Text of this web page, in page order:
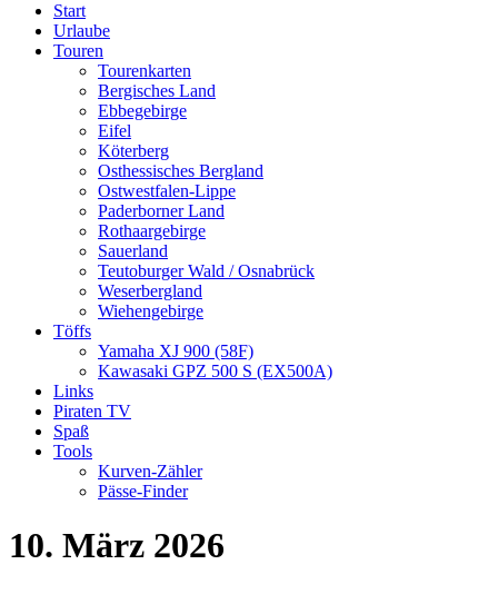
page
opens
page
opens
page
opens
Start
Urlaube
Touren
Tourenkarten
Bergisches Land
Ebbegebirge
Eifel
Köterberg
Osthessisches Bergland
Ostwestfalen-Lippe
Paderborner Land
Rothaargebirge
Sauerland
Teutoburger Wald / Osnabrück
Weserbergland
Wiehengebirge
Töffs
Yamaha XJ 900 (58F)
Kawasaki GPZ 500 S (EX500A)
Links
Piraten TV
Spaß
Tools
Kurven-Zähler
Pässe-Finder
10. März 2026